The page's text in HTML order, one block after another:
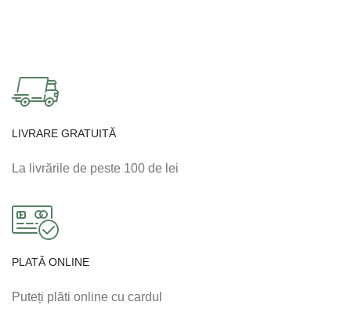
LIVRARE GRATUITĂ
La livrările de peste 100 de lei
PLATĂ ONLINE
Puteți plăti online cu cardul